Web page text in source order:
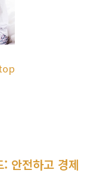
안전하고 경제